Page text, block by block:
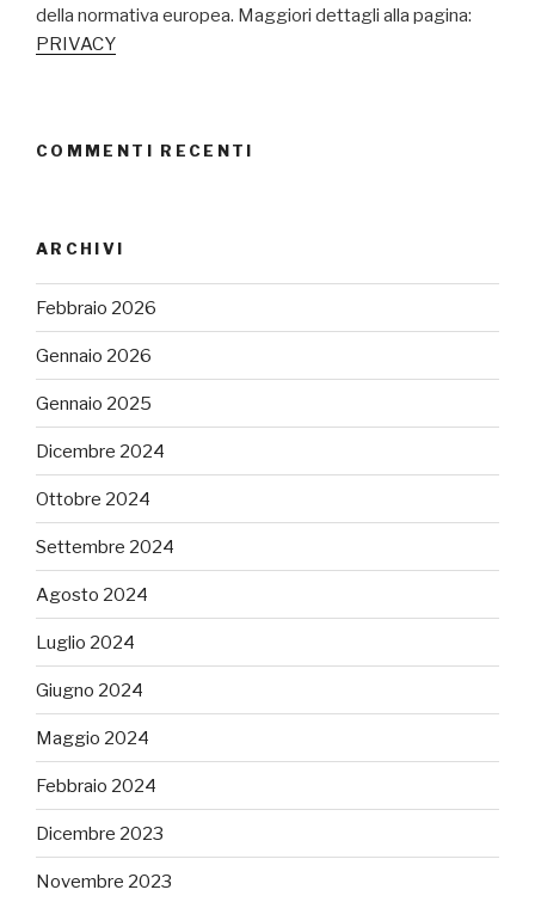
della normativa europea. Maggiori dettagli alla pagina:
PRIVACY
COMMENTI RECENTI
ARCHIVI
Febbraio 2026
Gennaio 2026
Gennaio 2025
Dicembre 2024
Ottobre 2024
Settembre 2024
Agosto 2024
Luglio 2024
Giugno 2024
Maggio 2024
Febbraio 2024
Dicembre 2023
Novembre 2023